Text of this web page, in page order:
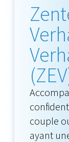
couple
ayant